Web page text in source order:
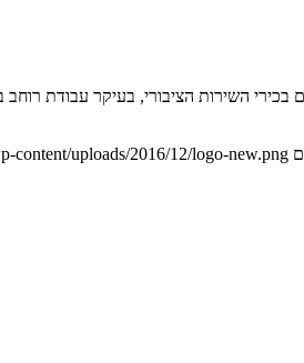
השירות הציבורי, בעיקר עבודת רוחב
content/uploads/2016/12/logo-new.png